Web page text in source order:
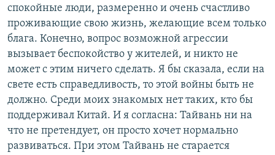
спокойные люди, размеренно и очень счастливо
проживающие свою жизнь, желающие всем только
блага. Конечно, вопрос возможной агрессии
вызывает беспокойство у жителей, и никто не
может с этим ничего сделать. Я бы сказала, если на
свете есть справедливость, то этой войны быть не
должно. Среди моих знакомых нет таких, кто бы
поддерживал Китай. И я согласна: Тайвань ни на
что не претендует, он просто хочет нормально
развиваться. При этом Тайвань не старается